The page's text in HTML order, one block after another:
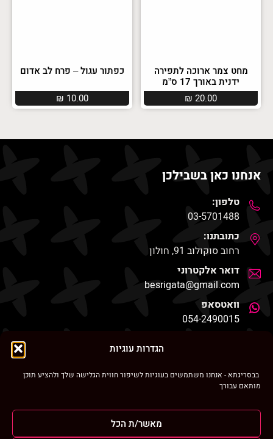
הגדרות עוגיות
בבסריגתא - אנחנו משתמשים בעוגיות לשיפור חווית הגלישה שלך ולהציע תוכן
מותאם עבורך
מאשר/ת הכל
מחט צמר ארוכה לתפירה
ידנית באורך 17 ס”מ
₪ 20.00
כפתור עגול – פרח לב אדום
₪ 10.00
אנחנו כאן בשבילכן
טלפון:
03-5701488
כתובתנו:
רחוב סוקולוב 91, חולון
דואר אלקטרוני
besrigata@gmail.com
וואטסאפ
054-2490015
ניווט מהיר